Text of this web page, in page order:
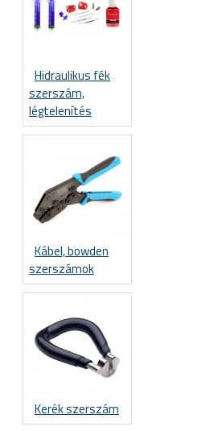
Hidraulikus fék
szerszám,
légtelenítés
Kábel, bowden
szerszámok
Kerék szerszám